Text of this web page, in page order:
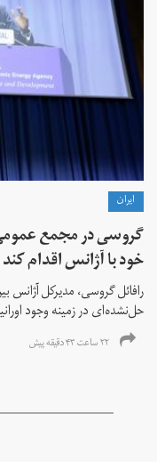
ايران
گروسی در مجمع
خود با آژانس اقدام کند
رافائل گروسی، مدیرکل آژانس
حل‌نشده‌ای در زمینه وجود
۲۲ ساعت ۴۳ دقیقه پیش